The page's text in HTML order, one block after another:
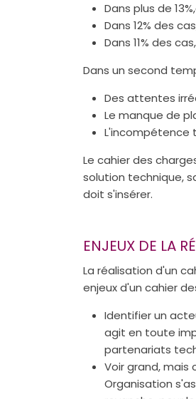
Dans plus de
Dans 12% des
Dans 11% des
Dans un second
Des attentes
Le manque de
L'incompétence
Le cahier des
solution technique,
doit s'insérer.
ENJEUX DE LA
La réalisation d'un
enjeux d'un cahier
Identifier un
agit en toute
partenariats
Voir grand, mais
Organisation